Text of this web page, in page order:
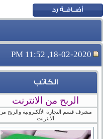
18-02-2020, 11:52 PM
الكاتب
الربح من الانترنت
مشرف قسم التجارة الألكترونية والربح من
الأنترنت